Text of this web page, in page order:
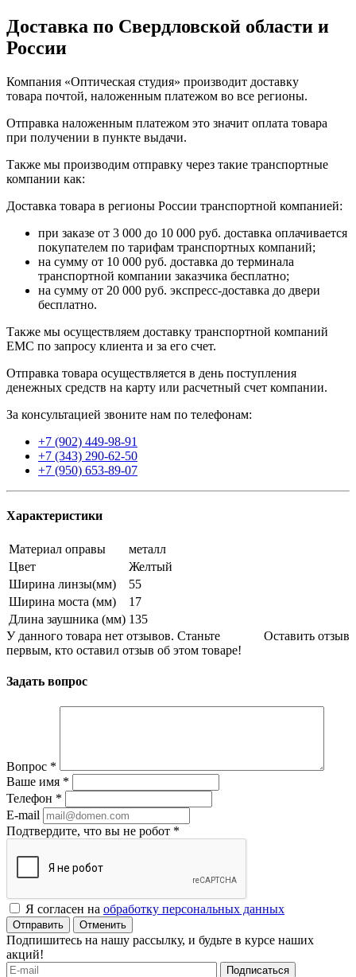
Доставка по Свердловской области и
России
Компания «Оптическая студия» производит доставку
товара почтой, наложенным платежом во все регионы.
Отправка наложенным платежом это значит оплата товара
при получении в пункте выдачи.
Также мы производим отправку через такие транспортные
компании как:
Доставка товара в регионы России транспортной компанией:
при заказе от 3 000 до 10 000 руб. доставка оплачивается
покупателем по тарифам транспортных компаний;
на сумму от 10 000 руб. доставка до терминала
транспортной компании заказчика бесплатно;
на сумму от 20 000 руб. экспресс-доставка до двери
бесплатно.
Также мы осуществляем доставку транспортной компаний
EMC по запросу клиента и за его счет.
Отправка товара осуществляется в день поступления
денежных средств на карту или расчетный счет компании.
За консультацией звоните нам по телефонам:
+7 (902) 449-98-91
+7 (343) 290-62-50
+7 (950) 653-89-07
Характеристики
Материал оправы
металл
Цвет
Желтый
Ширина линзы(мм)
55
Ширина моста (мм)
17
Длина заушника (мм) 135
Оставить отзыв
У данного товара нет отзывов. Станьте
первым, кто оставил отзыв об этом товаре!
Задать вопрос
Вопрос *
Ваше имя *
Телефон *
E-mail
Подтвердите, что вы не робот *
Я согласен на обработку персональных данных
Отменить
Подпишитесь на нашу рассылку, и будьте в курсе наших
акций!